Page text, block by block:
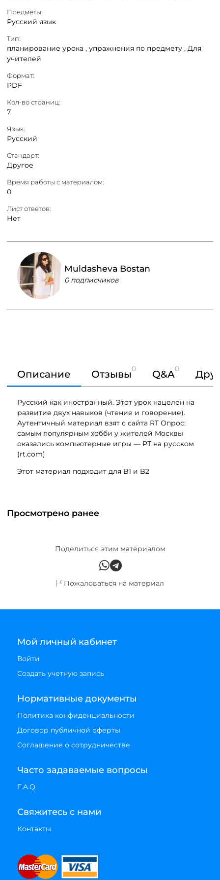
Предметы:
Русский язык
Тип:
планирование урока , упражнения по предмету , Для
учителей
Формат:
PDF
Кол-во страниц:
7
Язык:
Русский
Стандарт:
Другое
Время работы с материалом:
0
Лист ответов:
Нет
Muldasheva Bostan
0 подписчиков
Описание Отзывы0 Q&A0
Русский как иностранный. Этот урок нацелен на
развитие двух навыков (чтение и говорение).
Аутентичный материал взят с сайта RT Опрос:
самым популярным хобби у жителей Москвы
оказались компьютерные игры — РТ на русском
(rt.com)
Этот материал подходит для B1 и B2
Просмотрено ранее
Поделиться этим материалом
Пожаловаться на материал
Мой личный кабинет
Войти
Создать учетную запись
Нормативные документы
Политика конфиденциальности
Договор публичной оферты
Соглашение о сотрудничестве
Часто задаваемые вопросы
F.A.Q
Свяжитесь с нами
Контакты